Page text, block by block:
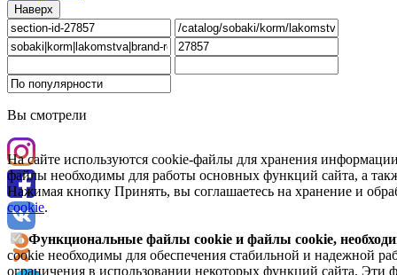
Наверх
Вы смотрели
На сайте используются cookie-файлы для хранения
файлы необходимы для работы основных функций сайта, а
Нажимая кнопку Принять, вы соглашаетесь на хранение и
cookie.
Функциональные файлы cookie и файлы cookie,
cookie необходимы для обеспечения стабильной и надежной
ограничения в использовании некоторых функций сайта. Эти